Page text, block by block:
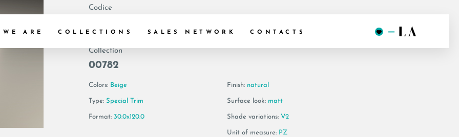
WE ARE COLLECTIONS SALES NETWORK CONTACTS
Codice
Collection
00782
Colors: Beige
Type: Special Trim
Format: 30.0x120.0
Finish: natural
Surface look: matt
Shade variations: V2
Unit of measure: PZ